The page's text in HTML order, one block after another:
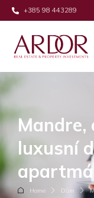
+385 98 443289
Mandre,
luxusní
Home Dům